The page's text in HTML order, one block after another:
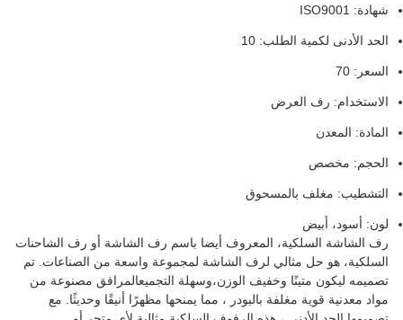
شهادة: ISO9001
الحد الأدنى لكمية الطلب: 10
السعر: 70
الاستخدام: رف العرض
المادة: المعدن
الحجم: مخصص
التشطيب: مغلف بالمسحوق
لون: أسود، أبيض
رف الشاشة السلكية، المعروف أيضا باسم رف الشاشة أو رف الشاحنات
السلكية، هو حل مثالي لرف الشاشة لمجموعة واسعة من الصناعات. تم
تصميمه ليكون متينًا وخفيف الوزن،وسهلة التجميعالمرافق مصنوعة من
مواد معدنية قوية مغلفة بالبودر ، مما يمنحها مظهرًا أنيقًا وحديثًا. مع